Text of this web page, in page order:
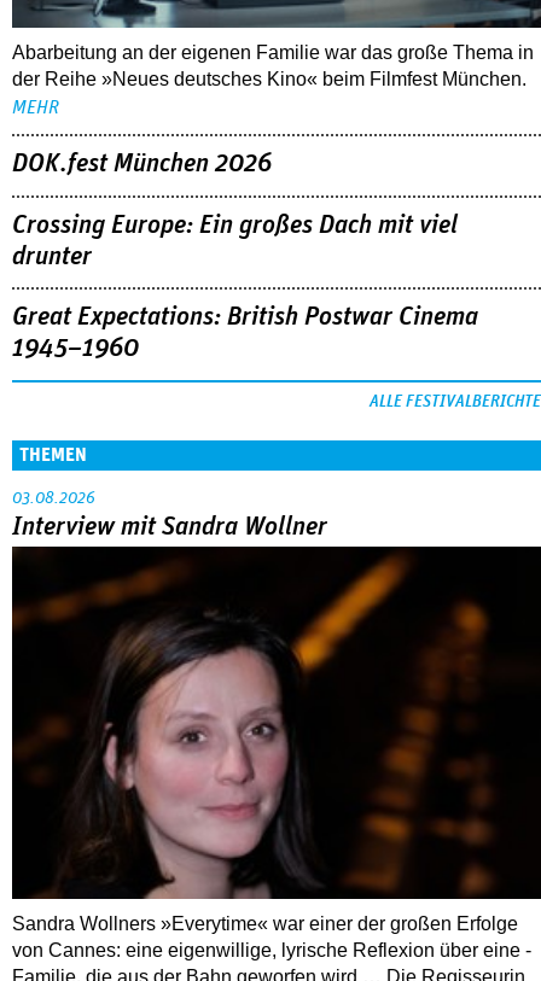
Abarbeitung an der eigenen Familie war das große Thema in
der Reihe »Neues deutsches Kino« beim Filmfest München.
MEHR
DOK.fest München 2026
Crossing Europe: Ein großes Dach mit viel
drunter
Great Expectations: British Postwar Cinema
1945–1960
ALLE FESTIVALBERICHTE
THEMEN
03.08.2026
Interview mit Sandra Wollner
Sandra Wollners »Everytime« war einer der großen Erfolge
von Cannes: eine eigenwillige, lyrische Reflexion über eine ­